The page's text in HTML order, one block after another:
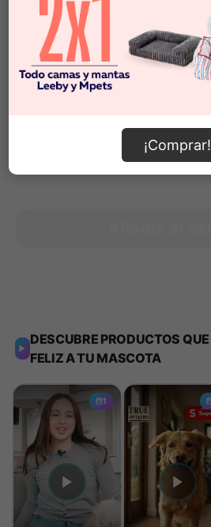
Talla S
Talla M
Talla L
$109.990
Selecciona una opción para ver¡Comprar!